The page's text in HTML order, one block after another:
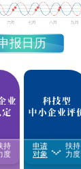
报日历
孵
土
持
度
1.享受研发费用加计
扣除比例最高至100%
申请
对象
扶持
力度